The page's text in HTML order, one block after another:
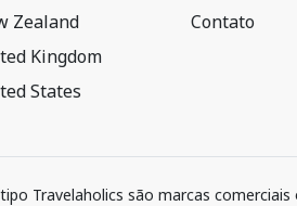
Zealand
Kingdom
States
Contato
Travelaholics são marcas